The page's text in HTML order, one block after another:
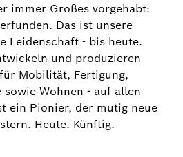
immer Großes vorgehabt:
Das ist unsere
Leidenschaft - bis heute.
und produzieren
Mobilität, Fertigung,
sowie Wohnen - auf allen
ein Pionier, der mutig neue
Heute. Künftig.